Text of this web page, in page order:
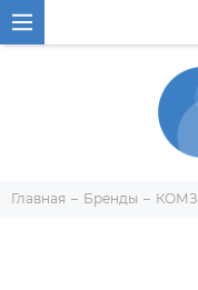
Главная Бренды КОМЗ